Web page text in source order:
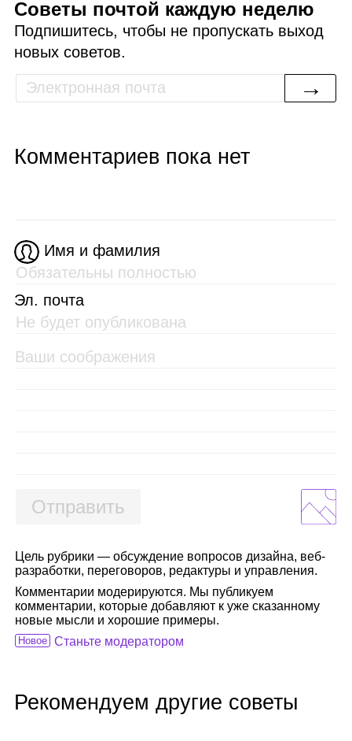
Советы почтой каждую неделю
Подпишитесь, чтобы не пропускать выход
новых советов.
→
Комментариев пока нет
Имя и фамилия
Эл. почта
Отправить
Цель рубрики — обсуждение вопросов дизайна, веб-
разработки, переговоров, редактуры и управления.
Комментарии модерируются. Мы публикуем
комментарии, которые добавляют к уже сказанному
новые мысли и хорошие примеры.
Новое Станьте модератором
Рекомендуем другие советы